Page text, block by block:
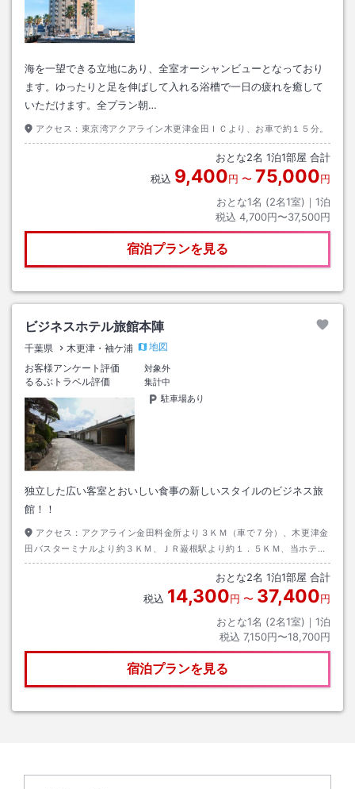
海を一望できる立地にあり、全室オーシャンビューとなっており
ます。ゆったりと足を伸ばして入れる浴槽で一日の疲れを癒して
いただけます。全プラン朝…
アクセス： 東京湾アクアライン木更津金田ＩＣより、お車で約１５分。
おとな2名 1泊1部屋 合計
税込 9,400円 〜 75,000円
おとな1名 (2名1室)｜ 1泊
税込 4,700円〜37,500円
宿泊プランを見る
ビジネスホテル旅館本陣
千葉県 木更津・袖ケ浦
地図
お客様アンケート評価
対象外
るるぶトラベル評価
集計中
駐車場あり
独立した広い客室とおいしい食事の新しいスタイルのビジネス旅
館！！
アクセス： アクアライン金田料金所より３ＫＭ（車で７分）、木更津金
田バスターミナルより約３ＫＭ、ＪＲ巌根駅より約１．５ＫＭ、当ホテル
より東京都心部まで車で３０分～４０分程度でアクセスできます。事前に
ご予約いただければ、最寄りの駅・バス停の送迎も行っております。
おとな2名 1泊1部屋 合計
税込 14,300円 〜 37,400円
おとな1名 (2名1室)｜ 1泊
税込 7,150円〜18,700円
宿泊プランを見る